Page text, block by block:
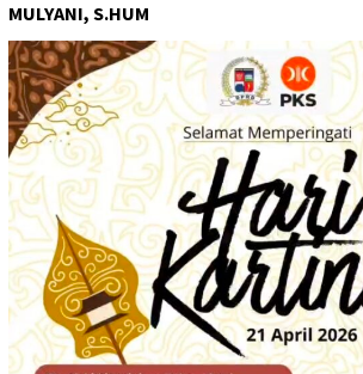
MULYANI, S.HUM